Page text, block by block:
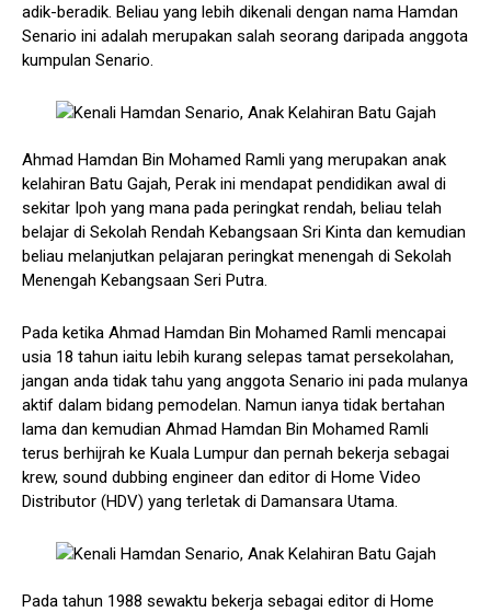
adik-beradik. Beliau yang lebih dikenali dengan nama Hamdan
Senario ini adalah merupakan salah seorang daripada anggota
kumpulan Senario.
Ahmad Hamdan Bin Mohamed Ramli yang merupakan anak
kelahiran Batu Gajah, Perak ini mendapat pendidikan awal di
sekitar Ipoh yang mana pada peringkat rendah, beliau telah
belajar di Sekolah Rendah Kebangsaan Sri Kinta dan kemudian
beliau melanjutkan pelajaran peringkat menengah di Sekolah
Menengah Kebangsaan Seri Putra.
Pada ketika Ahmad Hamdan Bin Mohamed Ramli mencapai
usia 18 tahun iaitu lebih kurang selepas tamat persekolahan,
jangan anda tidak tahu yang anggota Senario ini pada mulanya
aktif dalam bidang pemodelan. Namun ianya tidak bertahan
lama dan kemudian Ahmad Hamdan Bin Mohamed Ramli
terus berhijrah ke Kuala Lumpur dan pernah bekerja sebagai
krew, sound dubbing engineer dan editor di Home Video
Distributor (HDV) yang terletak di Damansara Utama.
Pada tahun 1988 sewaktu bekerja sebagai editor di Home